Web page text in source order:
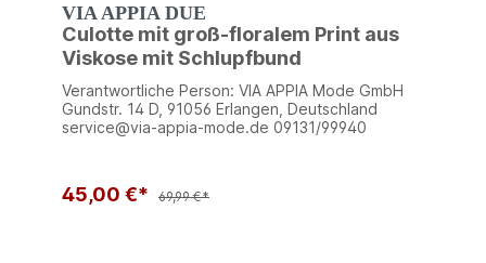
VIA APPIA DUE
Culotte mit groß-floralem Print aus
Viskose mit Schlupfbund
Verantwortliche Person: VIA APPIA Mode GmbH
Gundstr. 14 D, 91056 Erlangen, Deutschland
service@via-appia-mode.de 09131/99940
45,00 €* 69,99 €*